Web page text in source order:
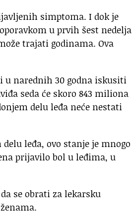
simptoma. I dok je
u prvih šest nedelja
trajati godinama. Ova
u narednih 30 godna iskusiti
seda će skoro 843 miliona
delu leđa neće nestati
leđa, ovo stanje je mnogo
prijavilo bol u leđima, u
se obrati za lekarsku